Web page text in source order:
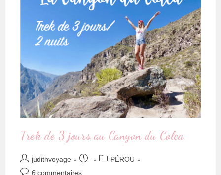
Trek de 3 jours au Canyon du Colca
judithvoyage
PÉROU
6 commentaires